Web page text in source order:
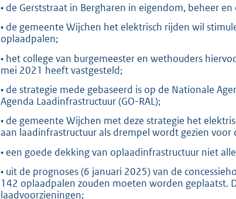
• de Gerststraat in Bergharen in eigendom, beheer
• de gemeente Wijchen het elektrisch rijden wil
oplaadpalen;
• het college van burgemeester en wethouders
mei 2021 heeft vastgesteld;
• de strategie mede gebaseerd is op de Nationale
Agenda Laadinfrastructuur (GO-RAL);
• de gemeente Wijchen met deze strategie het
aan laadinfrastructuur als drempel wordt gezien
• een goede dekking van oplaadinfrastructuur niet
• uit de prognoses (6 januari 2025) van de
142 oplaadpalen zouden moeten worden geplaatst.
laadvoorzieningen;